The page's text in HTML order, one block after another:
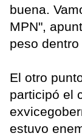
buena.
MPN",
peso
El otro
participó el
estuvo